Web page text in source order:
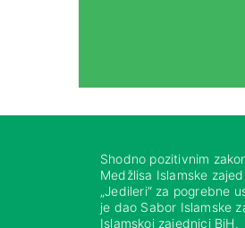
Shodno pozitivnim
Medžlisa Islamske
„Jedileri“ za pogrebne
je dao Sabor Islamske
Islamskoj zajednici BiH.